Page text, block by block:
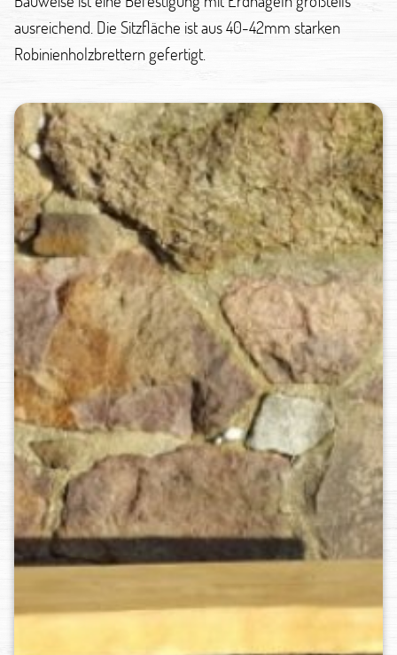
ausreichend. Die Sitzfläche ist aus 40-42mm starken
Robinienholzbrettern gefertigt.